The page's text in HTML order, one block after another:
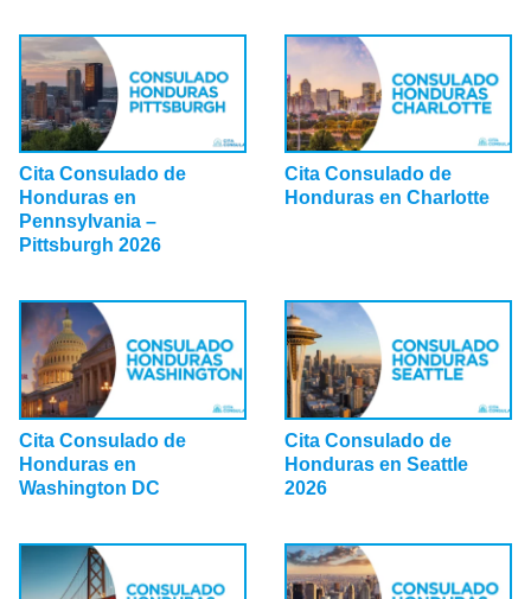
Cita Consulado de
Honduras en
Pennsylvania –
Pittsburgh 2026
Cita Consulado de
Honduras en Charlotte
Cita Consulado de
Honduras en
Washington DC
Cita Consulado de
Honduras en Seattle
2026